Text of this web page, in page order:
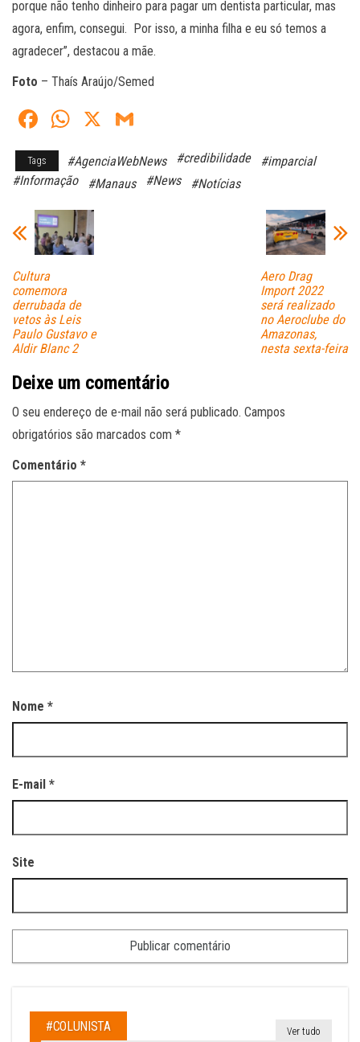
porque não tenho dinheiro para pagar um dentista particular, mas
agora, enfim, consegui. Por isso, a minha filha e eu só temos a
agradecer”, destacou a mãe.
Foto – Thaís Araújo/Semed
Fa
ce
bo
ok
W
ts
pp
X
ail
Tags #AgenciaWebNews #credibilidade
#imparcial
#Informação
#Manaus #News #Notícias
Cultura
comemora
derrubada de
vetos às Leis
Paulo Gustavo e
Aldir Blanc 2
Aero Drag
Import 2022
será realizado
no Aeroclube do
Amazonas,
nesta sexta-feira
Deixe um comentário
O seu endereço de e-mail não será publicado. Campos
obrigatórios são marcados com *
Comentário *
Nome *
E-mail *
Site
#COLUNISTA Ver tudo